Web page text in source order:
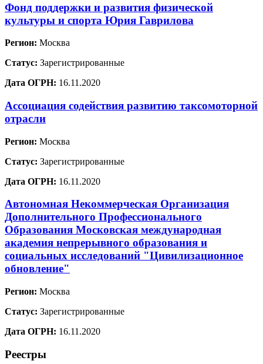
Фонд поддержки и развития физической
культуры и спорта Юрия Гаврилова
Регион: Москва
Статус: Зарегистрированные
Дата ОГРН: 16.11.2020
Ассоциация содействия развитию таксомоторной
отрасли
Регион: Москва
Статус: Зарегистрированные
Дата ОГРН: 16.11.2020
Автономная Некоммерческая Организация
Дополнительного Профессионального
Образования Московская международная
академия непрерывного образования и
социальных исследований "Цивилизационное
обновление"
Регион: Москва
Статус: Зарегистрированные
Дата ОГРН: 16.11.2020
Реестры